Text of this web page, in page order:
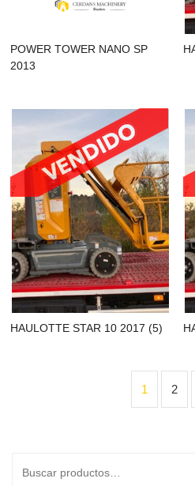
POWER TOWER NANO SP
2013
HAULOTTE STAR 10 2017 (5)
1 2
por: